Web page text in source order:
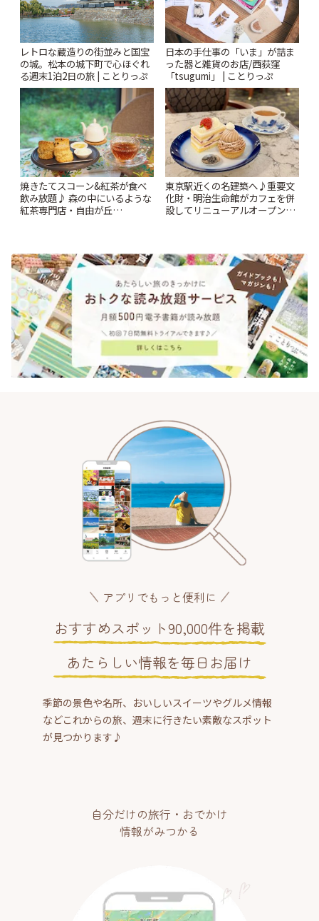
レトロな蔵造りの街並みと国宝
の城。松本の城下町で心ほぐれ
る週末1泊2日の旅 | ことりっぷ
日本の手仕事の「いま」が詰ま
った器と雑貨のお店/西荻窪
「tsugumi」 | ことりっぷ
焼きたてスコーン&紅茶が食べ
飲み放題♪ 森の中にいるような
紅茶専門店・自由が丘
東京駅近くの名建築へ♪重要文
化財・明治生命館がカフェを併
設してリニューアルオープン
アプリでもっと便利に
おすすめスポット90,000件を掲載
あたらしい情報を毎日お届け
季節の景色や名所、おいしいスイーツやグルメ情報
などこれからの旅、週末に行きたい素敵なスポット
が見つかります♪
自分だけの旅行・おでかけ
情報がみつかる